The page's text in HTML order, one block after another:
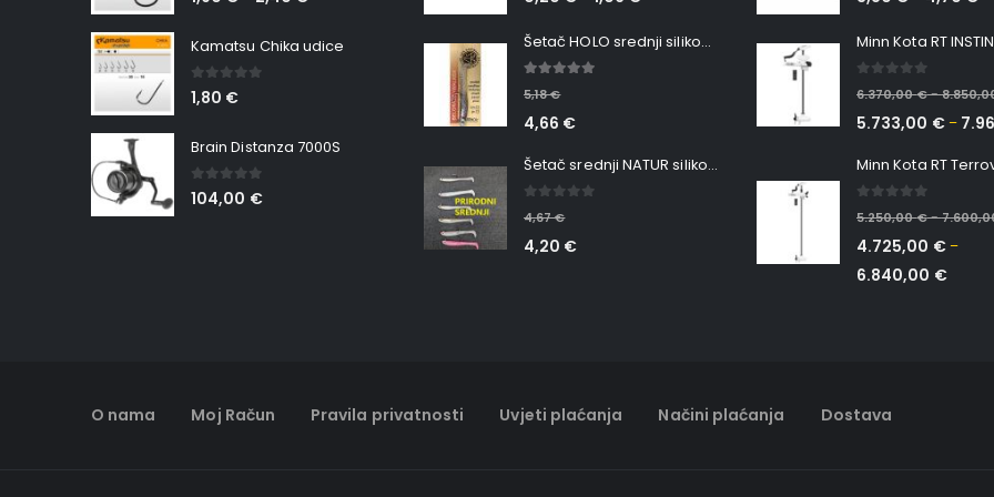
Kamatsu Chika udice
0 out of 5
1,80 €
Brain Distanza 7000S
0out of 5
104,00 €
Šetač HOLO srednji silikonska Ribica Belgrade Walker
5,18€
4,66 €
Šetač srednji NATUR silikonska ribica Belgrade Walker
4,67€
4,20 €
6.370,00€–
5.733,00 €–
5.250,00€–
4.725,00 €–
6.840,00 €
O nama Moj Račun Pravila privatnosti Uvjeti plaćanja Načini plaćanja Dostava